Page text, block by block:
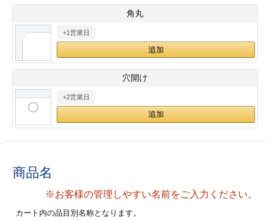
刷
印刷
印刷
フォルダー
印刷
印刷
刷
印刷
カード印刷
・・休業日
角丸
+1営業日
穴開け
+2営業日
商品名
※お客様の管理しやすい名前をご入力ください。
カート内の品目別名称となります。